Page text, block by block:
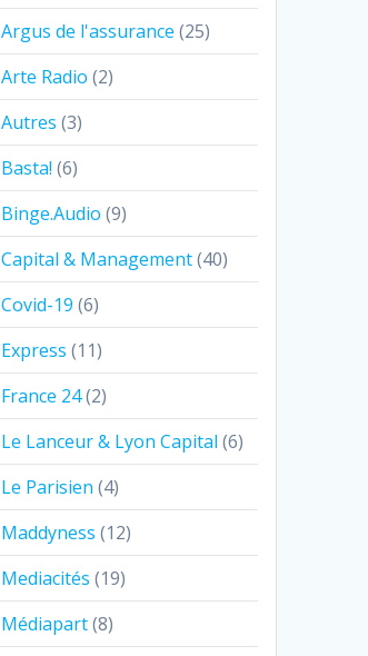
Argus de l'assurance (25)
Arte Radio (2)
Autres (3)
Basta! (6)
Binge.Audio (9)
Capital & Management(40)
Covid-19 (6)
Express (11)
France 24(2)
Le Lanceur & Lyon Capital (6)
Le Parisien (4)
Maddyness (12)
Mediacités (19)
Médiapart(8)